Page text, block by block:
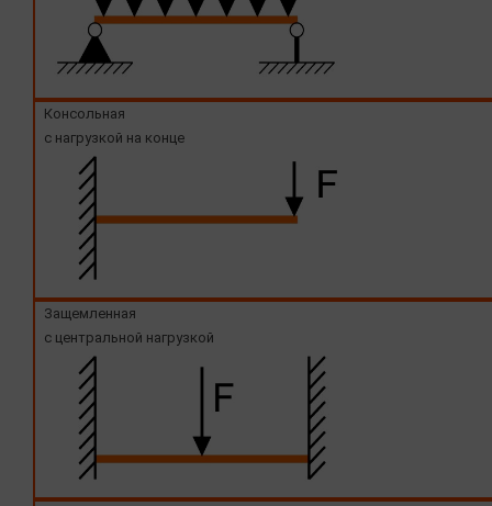
Консольная
с нагрузкой на конце
Защемленная
с центральной нагрузкой